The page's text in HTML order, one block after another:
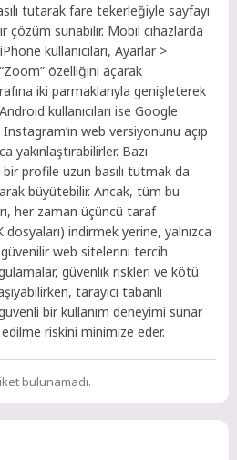
tutarak fare tekerleğiyle sayfayı
çözüm sunabilir. Mobil cihazlarda
kullanıcıları, Ayarlar >
özelliğini açarak
iki parmaklarıyla genişleterek
kullanıcıları ise Google
web versiyonunu açıp
yakınlaştırabilirler. Bazı
profile uzun basılı tutmak da
büyütebilir. Ancak, tüm bu
her zaman üçüncü taraf
indirmek yerine, yalnızca
güvenilir web sitelerini tercih
güvenlik riskleri ve kötü
tarayıcı tabanlı
bir kullanım deneyimi sunar
edilme riskini minimize eder.
bulunamadı.